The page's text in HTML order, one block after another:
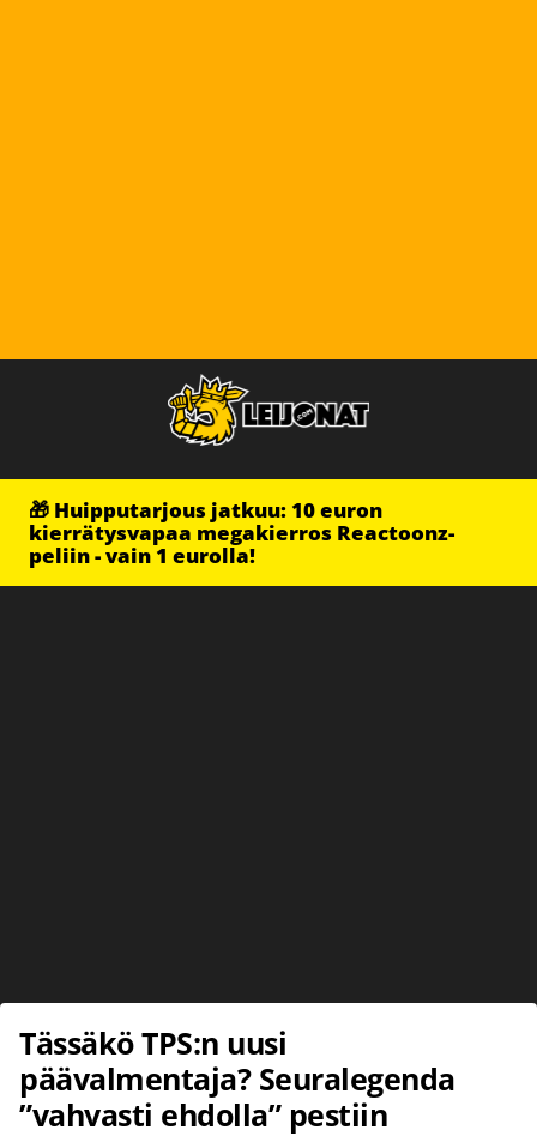
🎁 Huipputarjous jatkuu: 10 euron
kierrätysvapaa megakierros Reactoonz-
peliin - vain 1 eurolla!
Tässäkö TPS:n uusi
päävalmentaja? Seuralegenda
”vahvasti ehdolla” pestiin